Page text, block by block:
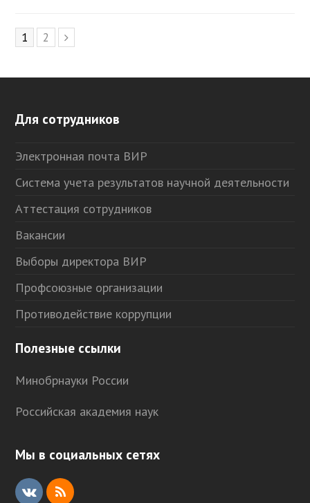
Page
1 Page
2
Для сотрудников
Электронная почта ВИР
Система учета результатов научной деятельности
Аттестация сотрудников
Вакансии
Выборы директора ВИР
Профсоюзные организации
Противодействие коррупции
Полезные ссылки
Минобрнауки России
Российская академия наук
Мы в социальных сетях
V R